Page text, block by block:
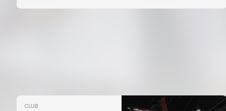
CLUB